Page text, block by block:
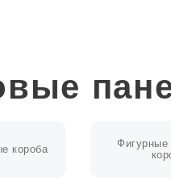
короба
Фигурные